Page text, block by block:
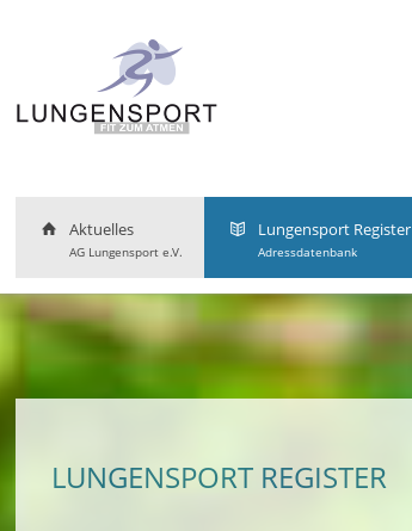
Aktuelles
AG Lungensport e.V.
Lungensport Register
Adressdatenbank
LUNGENSPORT REGISTER